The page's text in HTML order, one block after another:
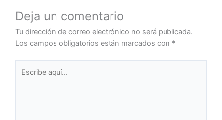
Deja un comentario
Tu dirección de correo electrónico no será publicada.
Los campos obligatorios están marcados con *
aquí...